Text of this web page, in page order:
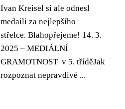
Ivan Kreisel si ale odnesl
medaili za nejlepšího
střelce. Blahopřejeme! 14. 3.
2025 – MEDIÁLNÍ
GRAMOTNOST v 5. tříděJak
rozpoznat nepravdivé ...